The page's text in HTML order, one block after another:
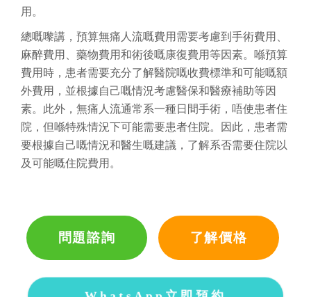
用。
總嘅嚟講，預算無痛人流嘅費用需要考慮到手術費用、
麻醉費用、藥物費用和術後嘅康復費用等因素。喺預算
費用時，患者需要充分了解醫院嘅收費標準和可能嘅額
外費用，並根據自己嘅情況考慮醫保和醫療補助等因
素。此外，無痛人流通常系一種日間手術，唔使患者住
院，但喺特殊情況下可能需要患者住院。因此，患者需
要根據自己嘅情況和醫生嘅建議，了解系否需要住院以
及可能嘅住院費用。
問題諮詢 了解價格